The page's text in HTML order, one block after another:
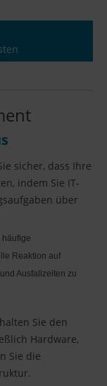
sicher, dass Ihre
indem Sie IT-
über
häufige
Reaktion auf
Ausfallzeiten zu
Sie den
Hardware,
Sie die